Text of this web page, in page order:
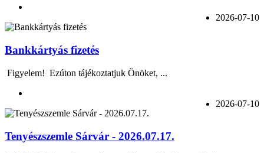
2026-07-10
Bankkártyás fizetés
Figyelem! Ezúton tájékoztatjuk Önöket, ...
2026-07-10
Tenyészszemle Sárvár - 2026.07.17.